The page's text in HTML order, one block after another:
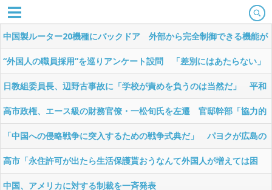
中国製ルーター20機種にバックドア 外部から完全制御できる機能が
仕込まれていた
“外国人の職員採用”を巡りアンケート設問 「差別にはあたらない」
として公表する方針を決定 三重県
日教組委員長、辺野古事故に「学校が責めを負うのは当然だ」 平和
教育は「存在意義」
高市政権、エース級の財務官僚・一松旬氏を左遷 官邸幹部「協力的
でなかったから」
「中国への侵略戦争に突入するための戦争式典だ」 パヨクが広島の
平和記念式典に反対する理由が判明
高市「永住許可が出たら生活保護貰おうなんて外国人が増えては困
る。日本人以上の水準のみ許可」
中国、アメリカに対する制裁を一斉発表